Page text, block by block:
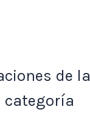
de la
categoría